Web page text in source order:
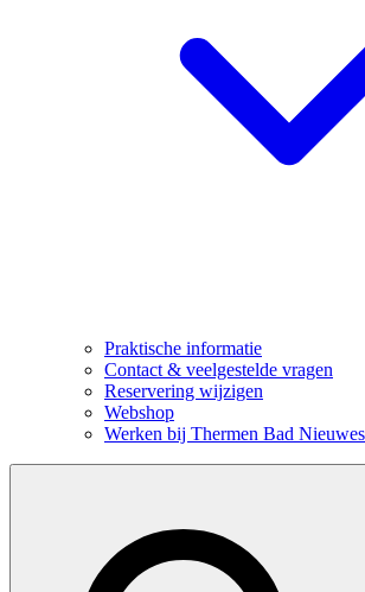
Praktische informatie
Contact & veelgestelde vragen
Reservering wijzigen
Webshop
Werken bij Thermen Bad